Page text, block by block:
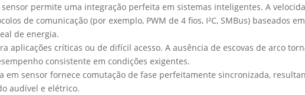
permite uma integração perfeita em sistemas inteligentes. A
de comunicação (por exemplo, PWM de 4 fios, I²C, SMBus) baseados
de energia.
aplicações críticas ou de difícil acesso. A ausência de escovas de arco
consistente em condições exigentes.
em sensor fornece comutação de fase perfeitamente sincronizada,
audível e elétrico.